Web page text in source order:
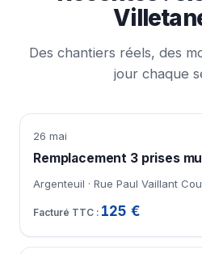
Des chantiers réels, des
jour chaque
26 mai
Remplacement 3 prises
Argenteuil · Rue Paul Vaillant
125 €